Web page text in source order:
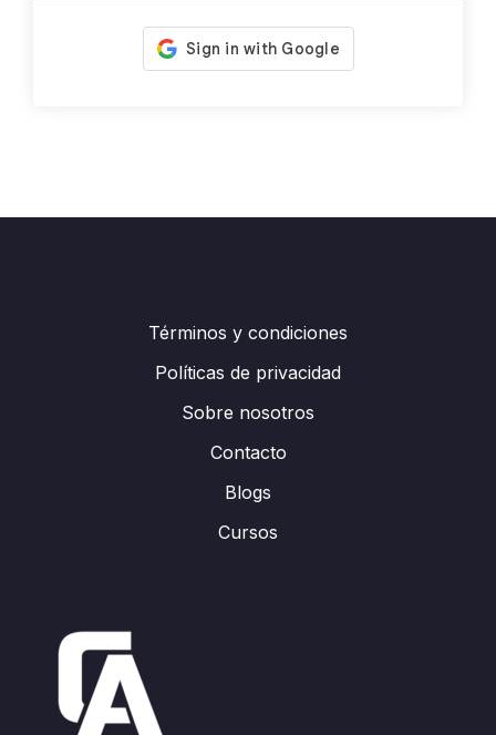
Términos y condiciones
Políticas de privacidad
Sobre nosotros
Contacto
Blogs
Cursos